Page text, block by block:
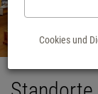
Cookies und